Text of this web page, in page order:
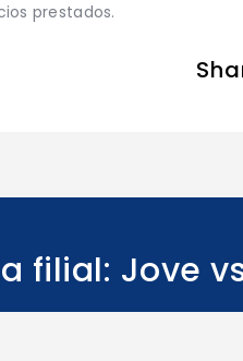
prestados.
filial: Jove